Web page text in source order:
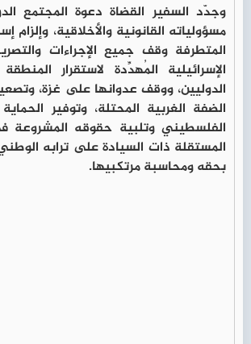
وجدّد السفير القضاة دعوة المجتمع
مسؤولياته القانونية والأخلاقية، وإلزام
المتطرفة وقف جميع الإجراءات
الإسرائيلية المُهدِّدة لاستقرار
الدوليين، ووقف عدوانها على غزة،
الضفة الغربية المحتلة، وتوفير
الفلسطيني وتلبية حقوقه المشروعة
المستقلة ذات السيادة على ترابه
بحقه ومحاسبة مرتكبيها.